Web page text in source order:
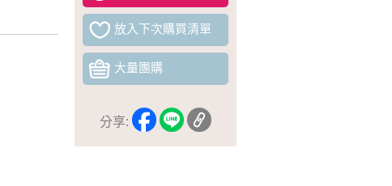
放入下次購買清單
大量團購
分享: